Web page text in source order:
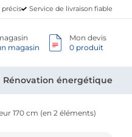
précis Service de livraison fiable
magasin
Mon devis
0 produit
Rénovation énergétique
170 cm (en 2 éléments)